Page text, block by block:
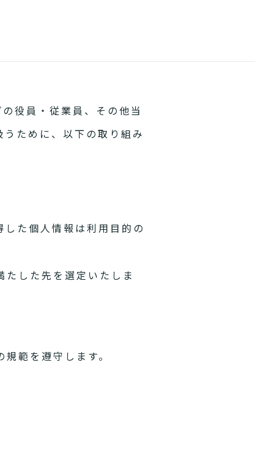
役員・従業員、その他当
ために、以下の取り組み
た個人情報は利用目的の
した先を選定いたしま
範を遵守します。